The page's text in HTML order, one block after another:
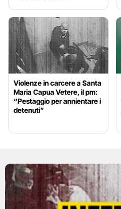
Violenze in carcere a Santa
Maria Capua Vetere, il pm:
“Pestaggio per annientare i
detenuti”